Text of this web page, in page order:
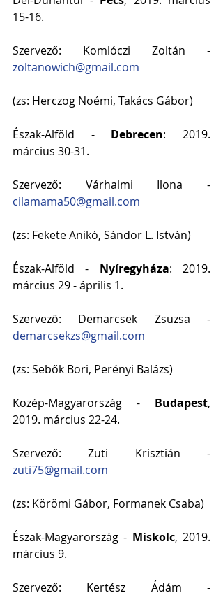
15-16.
zoltanowich@gmail.com
(zs: Herczog Noémi, Takács Gábor)
Észak-Alföld - Debrecen: 2019.
március 30-31.
cilamama50@gmail.com
(zs: Fekete Anikó, Sándor L. István)
Észak-Alföld - Nyíregyháza: 2019.
március 29 - április 1.
demarcsekzs@gmail.com
(zs: Sebők Bori, Perényi Balázs)
Közép-Magyarország - Budapest,
2019. március 22-24.
zuti75@gmail.com
(zs: Körömi Gábor, Formanek Csaba)
Észak-Magyarország - Miskolc, 2019.
március 9.